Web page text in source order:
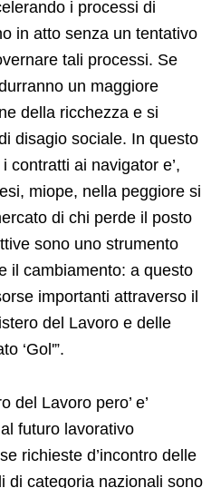
i processi di
in atto senza un tentativo
tali processi. Se
un maggiore
della ricchezza e si
disagio sociale. In questo
contratti ai navigator e’,
miope, nella peggiore si
di chi perde il posto
sono uno strumento
il cambiamento: a questo
importanti attraverso il
del Lavoro e delle
‘Gol'”.
del Lavoro pero’ e’
futuro lavorativo
richieste d’incontro delle
di categoria nazionali sono